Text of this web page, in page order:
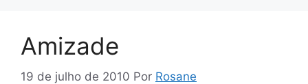
Amizade
19 de julho de 2010 Por Rosane